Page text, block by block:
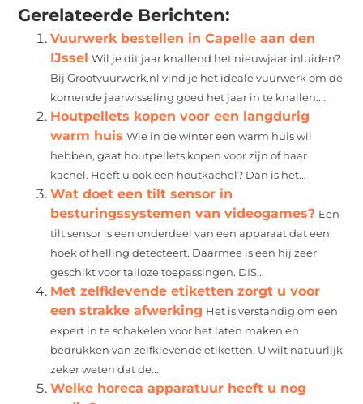
Gerelateerde Berichten:
Vuurwerk bestellen in Capelle aan den
IJssel Wil je dit jaar knallend het nieuwjaar inluiden?
Bij Grootvuurwerk.nl vind je het ideale vuurwerk om de
komende jaarwisseling goed het jaar in te knallen....
Houtpellets kopen voor een langdurig
warm huis Wie in de winter een warm huis wil
hebben, gaat houtpellets kopen voor zijn of haar
kachel. Heeft u ook een houtkachel? Dan is het...
Wat doet een tilt sensor in
besturingssystemen van videogames? Een
tilt sensor is een onderdeel van een apparaat dat een
hoek of helling detecteert. Daarmee is een hij zeer
geschikt voor talloze toepassingen. DIS...
Met zelfklevende etiketten zorgt u voor
een strakke afwerking Het is verstandig om een
expert in te schakelen voor het laten maken en
bedrukken van zelfklevende etiketten. U wilt natuurlijk
zeker weten dat de...
Welke horeca apparatuur heeft u nog